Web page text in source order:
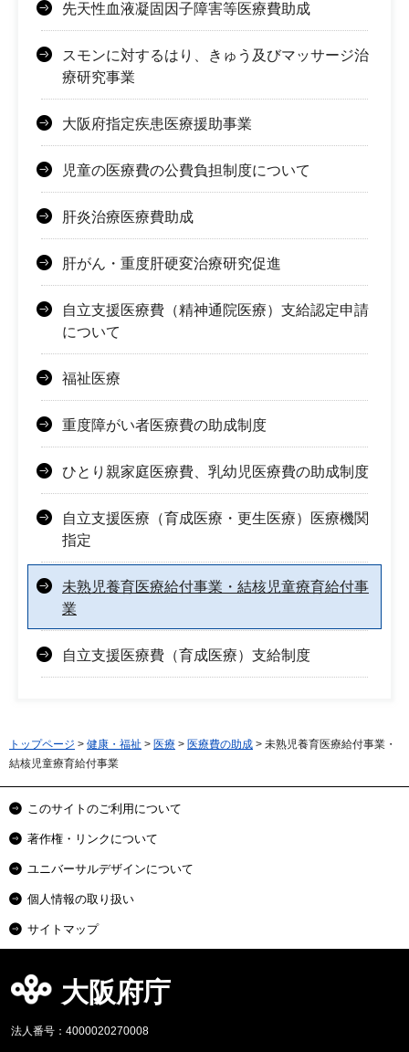
先天性血液凝固因子障害等医療費助成
スモンに対するはり、きゅう及びマッサージ治
療研究事業
大阪府指定疾患医療援助事業
児童の医療費の公費負担制度について
肝炎治療医療費助成
肝がん・重度肝硬変治療研究促進
自立支援医療費（精神通院医療）支給認定申請
について
福祉医療
重度障がい者医療費の助成制度
ひとり親家庭医療費、乳幼児医療費の助成制度
自立支援医療（育成医療・更生医療）医療機関
指定
未熟児養育医療給付事業・結核児童療育給付事
業
自立支援医療費（育成医療）支給制度
トップページ > 健康・福祉 > 医療 > 医療費の助成 > 未熟児養育医療給付事業・
結核児童療育給付事業
このサイトのご利用について
著作権・リンクについて
ユニバーサルデザインについて
個人情報の取り扱い
サイトマップ
大阪府庁
法人番号：4000020270008